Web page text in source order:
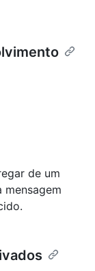
de um
mensagem